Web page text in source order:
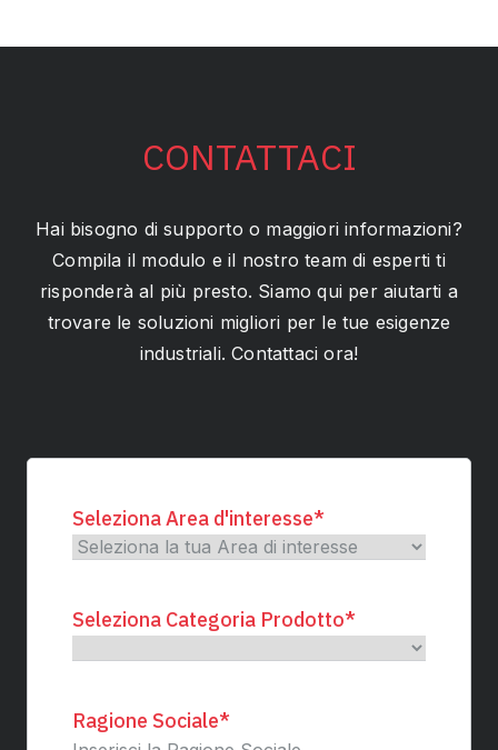
CONTATTACI
Hai bisogno di supporto o maggiori informazioni?
Compila il modulo e il nostro team di esperti ti
risponderà al più presto. Siamo qui per aiutarti a
trovare le soluzioni migliori per le tue esigenze
industriali. Contattaci ora!
Seleziona Area d'interesse*
Seleziona Categoria Prodotto*
Ragione Sociale*